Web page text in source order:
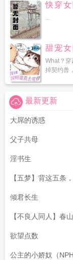
快穿
...
甜宠
What？穿
掉契约兽
最新更新
大屌的诱惑
父子共母
淫书生
【五梦】背这五条
倾君长生
【不良人同人】春
欲望点数
公主的小娇奴（